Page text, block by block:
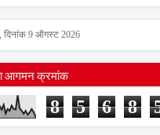
दिनांक 9 ऑगस्ट 2026
आगमन क्रमांक
8 5 6 8